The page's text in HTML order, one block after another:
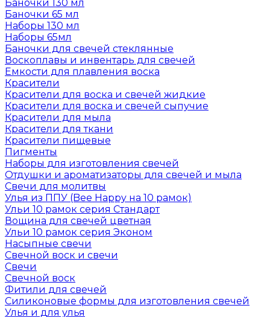
Баночки 130 мл
Баночки 65 мл
Наборы 130 мл
Наборы 65мл
Баночки для свечей стеклянные
Воскоплавы и инвентарь для свечей
Емкости для плавления воска
Красители
Красители для воска и свечей жидкие
Красители для воска и свечей сыпучие
Красители для мыла
Красители для ткани
Красители пищевые
Пигменты
Наборы для изготовления свечей
Отдушки и ароматизаторы для свечей и мыла
Свечи для молитвы
Улья из ППУ (Bee Happy на 10 рамок)
Ульи 10 рамок серия Стандарт
Вощина для свечей цветная
Ульи 10 рамок серия Эконом
Насыпные свечи
Свечной воск и свечи
Свечи
Свечной воск
Фитили для свечей
Силиконовые формы для изготовления свечей
Улья и для улья